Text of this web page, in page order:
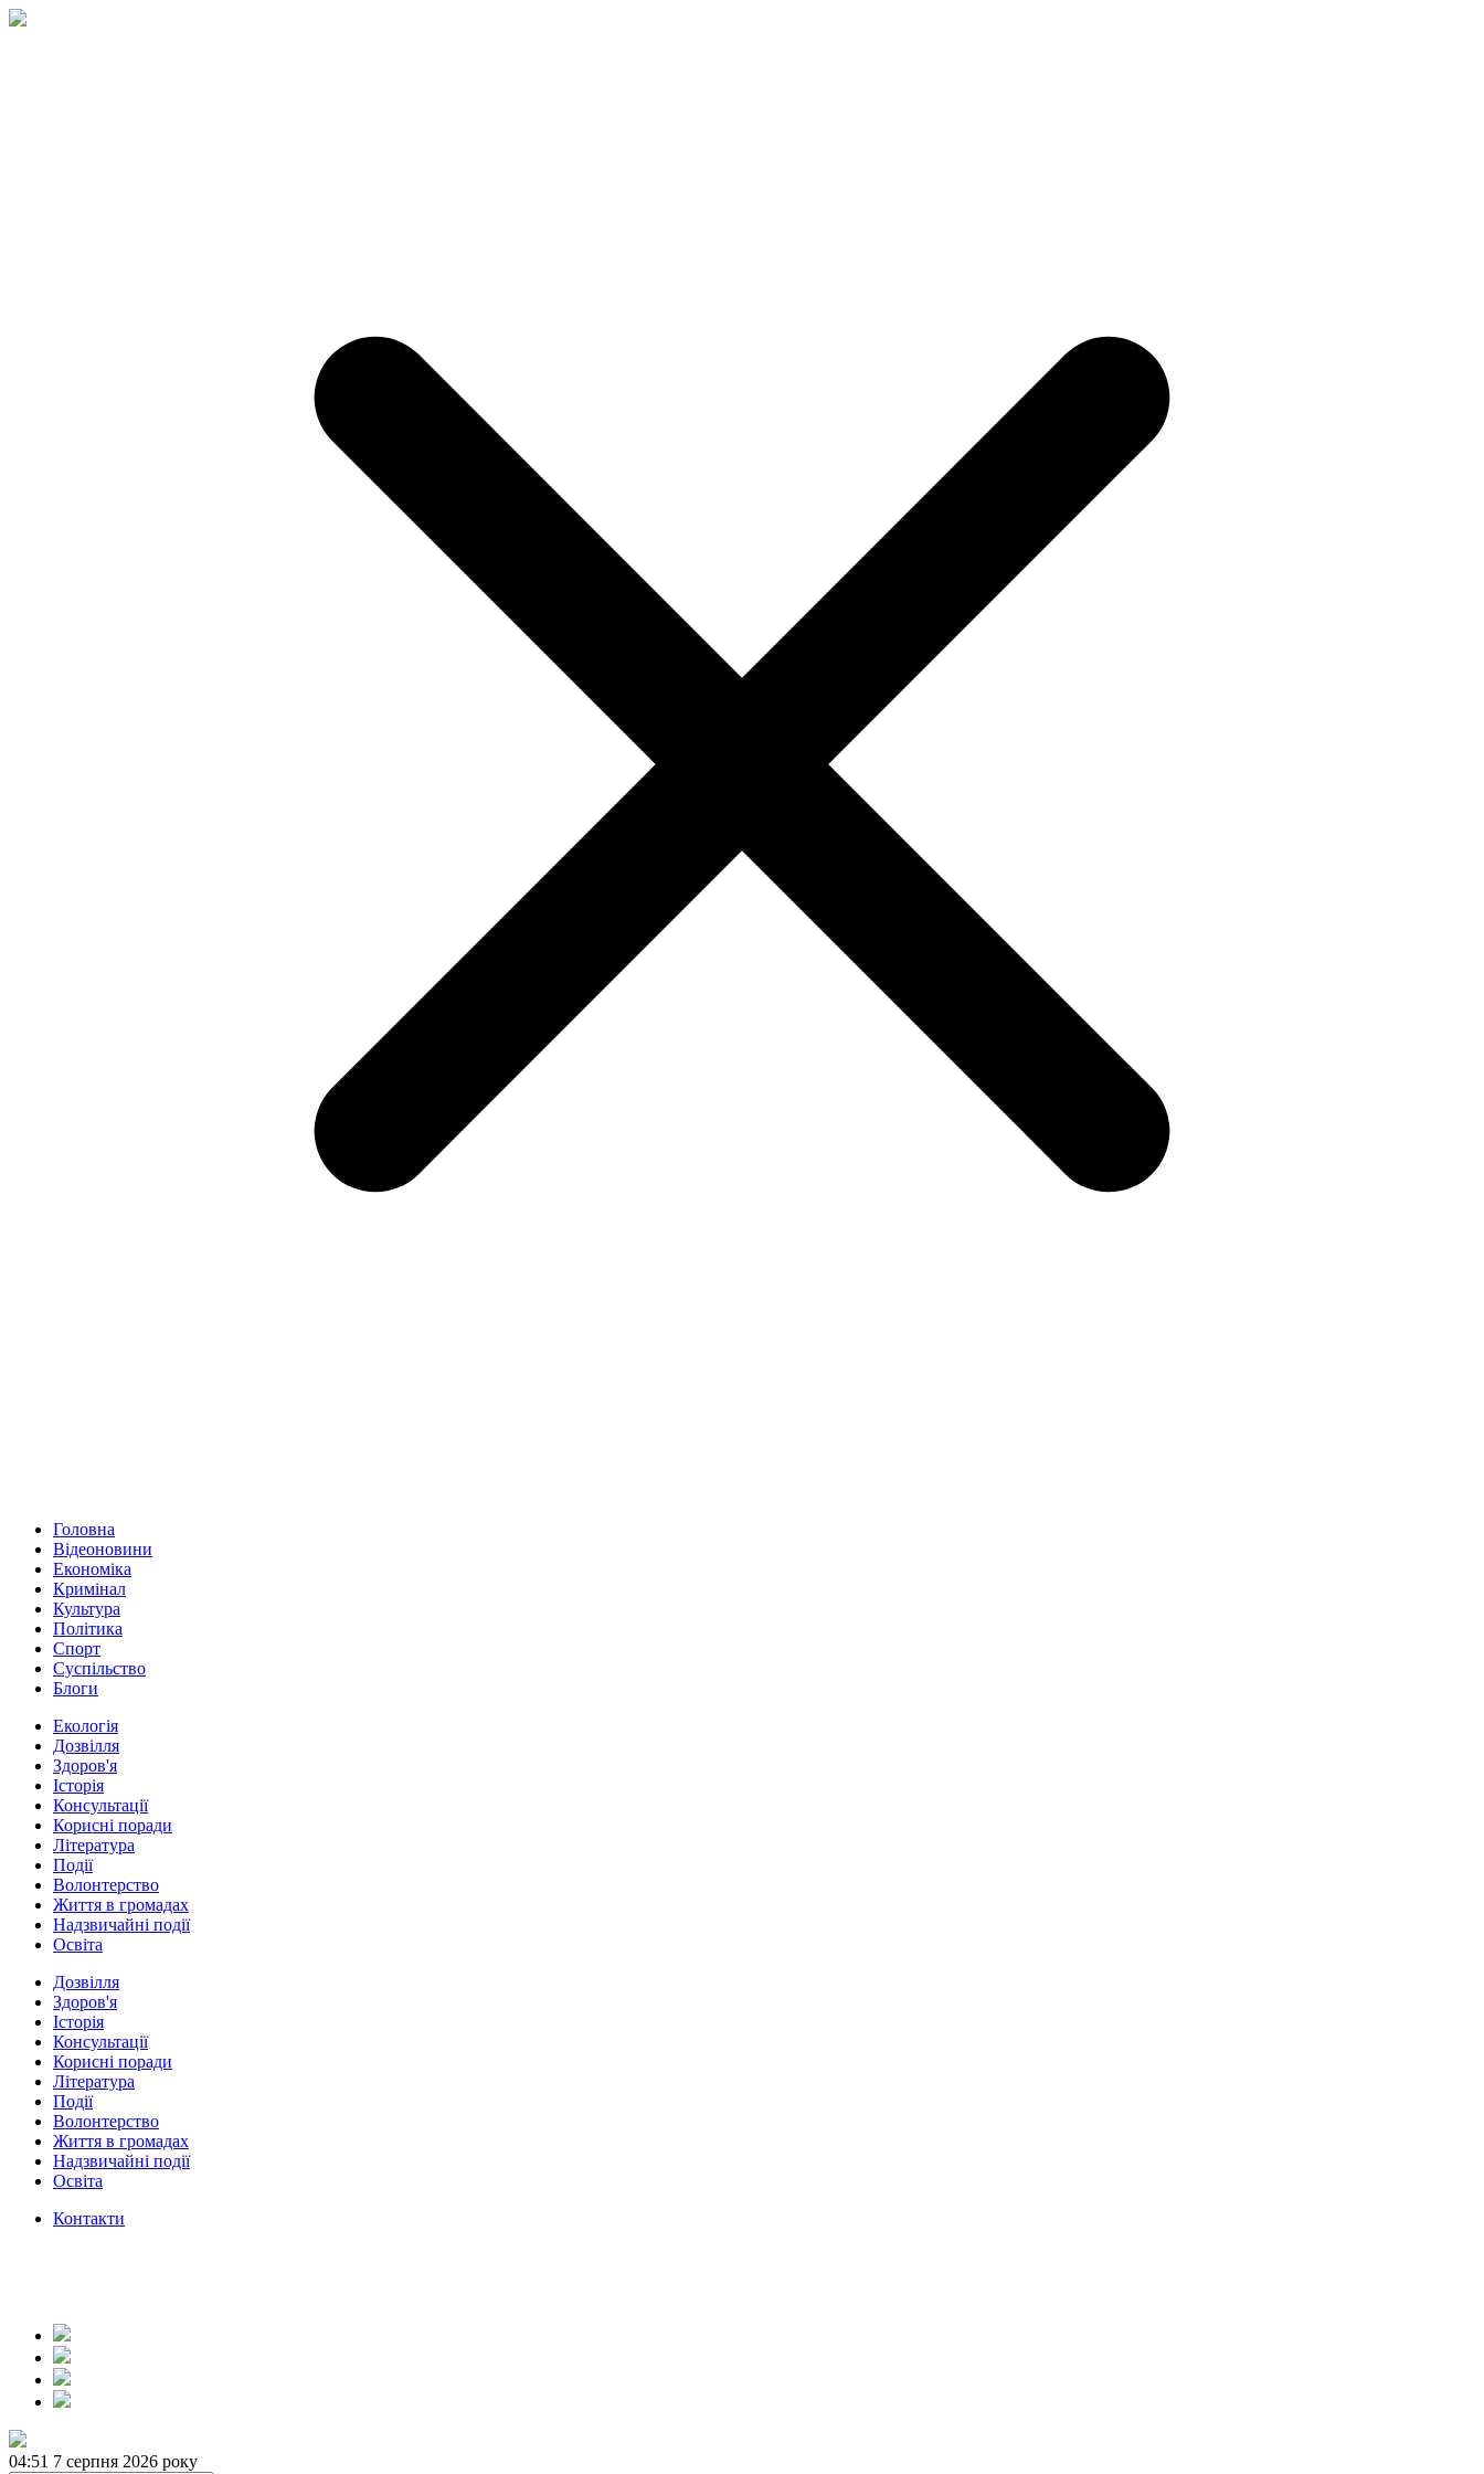
Головна
Відеоновини
Економіка
Кримінал
Культура
Політика
Спорт
Суспільство
Блоги
Екологія
Дозвілля
Здоров'я
Історія
Консультації
Корисні поради
Література
Події
Волонтерство
Життя в громадах
Надзвичайні події
Освіта
Дозвілля
Здоров'я
Історія
Консультації
Корисні поради
Література
Події
Волонтерство
Життя в громадах
Надзвичайні події
Освіта
Контакти
04:51 7 серпня 2026 року